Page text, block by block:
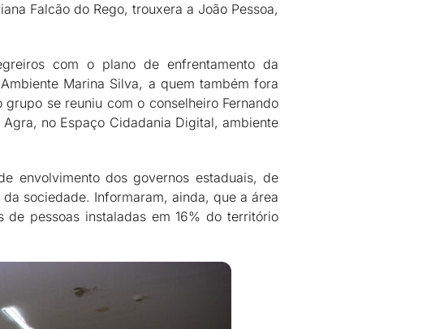
Falcão do Rego, trouxera a João Pessoa,
com o plano de enfrentamento da
Marina Silva, a quem também fora
se reuniu com o conselheiro Fernando
no Espaço Cidadania Digital, ambiente
envolvimento dos governos estaduais, de
sociedade. Informaram, ainda, que a área
pessoas instaladas em 16% do território